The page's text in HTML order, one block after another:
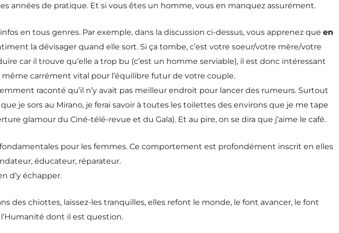
années de pratique. Et si vous êtes un homme, vous en manquez assurément.
en tous genres. Par exemple, dans la discussion ci-dessus, vous apprenez que en
la dévisager quand elle sort. Si ça tombe, c’est votre soeur/votre mère/votre
car il trouve qu’elle a trop bu (c’est un homme serviable), il est donc intéressant
carrément vital pour l’équilibre futur de votre couple.
raconté qu’il n’y avait pas meilleur endroit pour lancer des rumeurs. Surtout
je sors au Mirano, je ferai savoir à toutes les toilettes des environs que je me tape
glamour du Ciné-télé-revue et du Gala). Et au pire, on se dira que j’aime le café.
pour les femmes. Ce comportement est profondément inscrit en elles
éducateur, réparateur.
d’y échapper.
des chiottes, laissez-les tranquilles, elles refont le monde, le font avancer, le font
dont il est question.